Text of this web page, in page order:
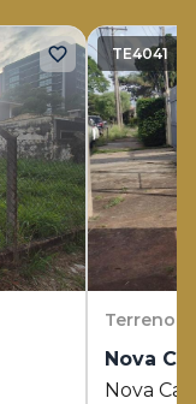
TE4041
Terreno
Nova
Nova